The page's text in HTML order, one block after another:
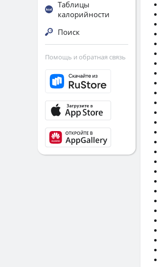
Таблицы
калорийности
Поиск
Помощь и обратная связь